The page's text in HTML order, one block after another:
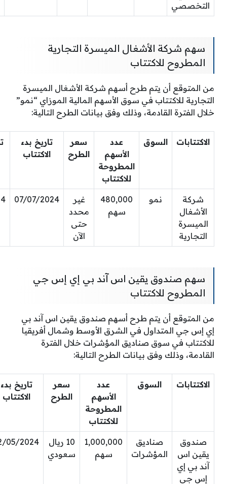
التخصصي
سهم شركة الأشغال الميسرة التجارية
المطروح للاكتتاب
من المتوقع أن يتم طرح أسهم شركة الأشغال الميسرة
التجارية للاكتتاب في سوق الأسهم المالية الموزاي “نمو”
خلال الفترة القادمة، وذلك وفق بيانات الطرح التالية:
الاكتتابات السوق
عدد
الأسهم
المطروحة
للاكتتاب
سعر
الطرح
تاريخ بدء
الاكتتاب
شركة
الأشغال
الميسرة
التجارية
نمو
480,000
سهم
غير
محدد
حتى
الآن
07/07/2024
سهم صندوق يقين اس آند بي إي إس جي
المطروح للاكتتاب
من المتوقع أن يتم طرح أسهم صندوق يقين اس آند بي
إي إس جي المتداول في الشرق الأوسط وشمال أفريقيا
للاكتتاب في سوق صناديق المؤشرات خلال الفترة
القادمة، وذلك وفق بيانات الطرح التالية:
الاكتتابات السوق
عدد
الأسهم
المطروحة
للاكتتاب
سعر
الطرح
تاريخ بدء
الاكتتاب
صندوق
يقين اس
آند بي إي
إس جي
صناديق
المؤشرات
1,000,000
سهم
10 ريال
سعودي
05/2024